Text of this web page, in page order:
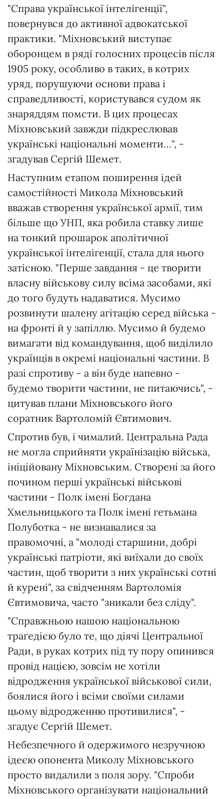
"Справа української інтелігенції",
повернувся до активної адвокатської
практики. "Міхновський виступає
оборонцем в ряді голосних процесів після
1905 року, особливо в таких, в котрих
уряд, порушуючи основи права і
справедливості, користувався судом як
знаряддям помсти. В цих процесах
Міхновський завжди підкреслював
українські національні моменти…", -
згадував Сергій Шемет.
Наступним етапом поширення ідей
самостійності Микола Міхновський
вважав створення української армії, тим
більше що УНП, яка робила ставку лише
на тонкий прошарок аполітичної
української інтелігенції, стала для нього
затісною. "Перше завдання - це творити
власну військову силу всіма засобами, які
до того будуть надаватися. Мусимо
розвинути шалену агітацію серед війська -
на фронті й у запіллю. Мусимо й будемо
вимагати від командування, щоб виділило
українців в окремі національні частини. В
разі спротиву - а він буде напевно -
будемо творити частини, не питаючись", -
цитував плани Міхновського його
соратник Вартоломій Євтимович.
Спротив був, і чималий. Центральна Рада
не могла сприйняти українізацію війська,
ініційовану Міхновським. Створені за його
почином перші українські військові
частини - Полк імені Богдана
Хмельницького та Полк імені гетьмана
Полуботка - не визнавалися за
правомочні, а "молоді старшини, добрі
українські патріоти, які виїхали до своїх
частин, щоб творити з них українські сотні
й курені", за свідченням Вартоломія
Євтимовича, часто "зникали без сліду".
"Справжньою нашою національною
траґедією було те, що діячі Центральної
Ради, в руках котрих під ту пору опинився
провід нацією, зовсім не хотіли
відродження української військової сили,
боялися його і всіми своїми силами
цьому відродженню противилися", -
згадує Сергій Шемет.
Небезпечного й одержимого незручною
ідеєю опонента Миколу Міхновського
просто видалили з поля зору. "Спроби
Міхновського організувати національний